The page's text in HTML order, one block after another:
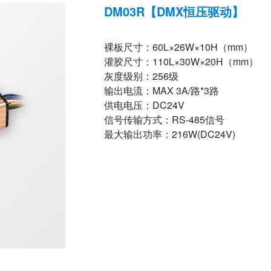
DM03R【DMX恒压驱动】
裸板尺寸：60L×26W×10H（mm）
灌胶尺寸：110L×30W×20H（mm）
灰度级别：256级
输出电流：MAX 3A/路*3路
供电电压：DC24V
信号传输方式：RS-485信号
最大输出功率：216W(DC24V)